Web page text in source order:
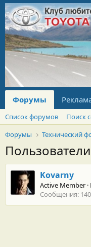
Форумы
Список форумов
Поиск
Форумы
Технический
Kovarny
Active Member ·
Сообщения 140